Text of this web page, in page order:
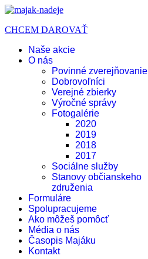
CHCEM DAROVAŤ
Naše akcie
O nás
Povinné zverejňovanie
Dobrovoľníci
Verejné zbierky
Výročné správy
Fotogalérie
2020
2019
2018
2017
Sociálne služby
Stanovy občianskeho
združenia
Formuláre
Spolupracujeme
Ako môžeš pomôcť
Média o nás
Časopis Majáku
Kontakt